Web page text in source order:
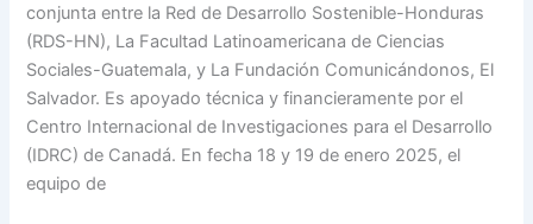
conjunta entre la Red de Desarrollo Sostenible-Honduras
(RDS-HN), La Facultad Latinoamericana de Ciencias
Sociales-Guatemala, y La Fundación Comunicándonos, El
Salvador. Es apoyado técnica y financieramente por el
Centro Internacional de Investigaciones para el Desarrollo
(IDRC) de Canadá. En fecha 18 y 19 de enero 2025, el
equipo de